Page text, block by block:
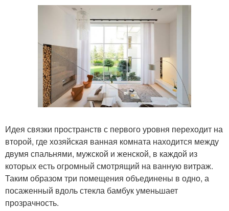
Идея связки пространств с первого уровня переходит на
второй, где хозяйская ванная комната находится между
двумя спальнями, мужской и женской, в каждой из
которых есть огромный смотрящий на ванную витраж.
Таким образом три помещения объединены в одно, а
посаженный вдоль стекла бамбук уменьшает
прозрачность.